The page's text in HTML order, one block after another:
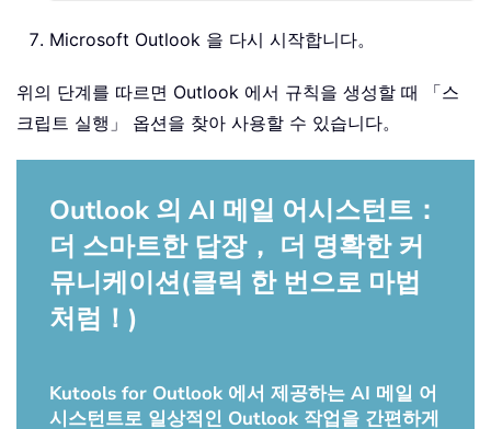
Microsoft Outlook 을 다시 시작합니다。
위의 단계를 따르면 Outlook 에서 규칙을 생성할 때 「스
크립트 실행」 옵션을 찾아 사용할 수 있습니다。
Outlook 의 AI 메일 어시스턴트：
더 스마트한 답장， 더 명확한 커
뮤니케이션(클릭 한 번으로 마법
처럼！)
Kutools for Outlook 에서 제공하는 AI 메일 어
시스턴트로 일상적인 Outlook 작업을 간편하게